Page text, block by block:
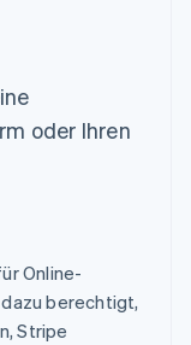
oder Ihren
Online-
berechtigt,
Stripe